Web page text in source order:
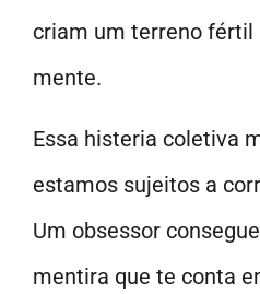
criam um terreno fértil
mente.
Essa histeria coletiva
estamos sujeitos a
Um obsessor
mentira que te conta